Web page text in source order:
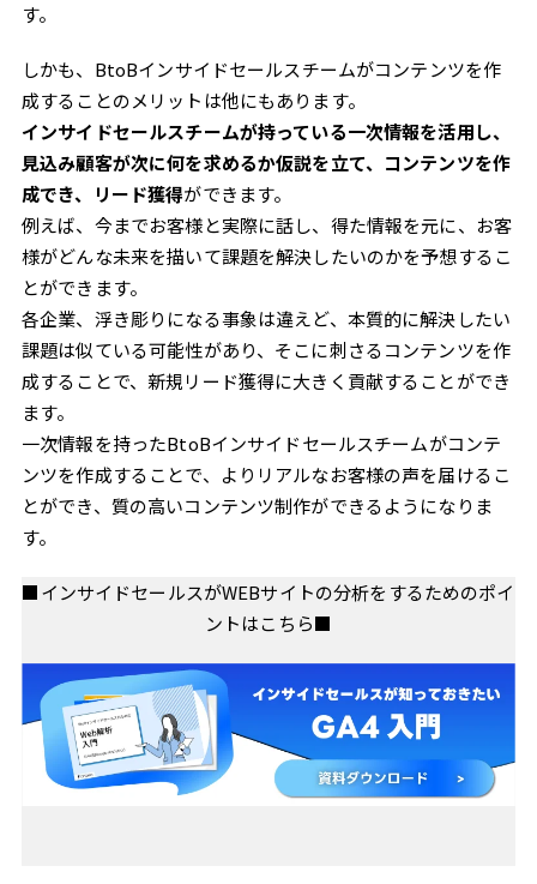
す。
しかも、BtoBインサイドセールスチームがコンテンツを作
成することのメリットは他にもあります。
インサイドセールスチームが持っている一次情報を活用し、
見込み顧客が次に何を求めるか仮説を立て、コンテンツを作
成でき、リード獲得ができます。
例えば、今までお客様と実際に話し、得た情報を元に、お客
様がどんな未来を描いて課題を解決したいのかを予想するこ
とができます。
各企業、浮き彫りになる事象は違えど、本質的に解決したい
課題は似ている可能性があり、そこに刺さるコンテンツを作
成することで、新規リード獲得に大きく貢献することができ
ます。
一次情報を持ったBtoBインサイドセールスチームがコンテ
ンツを作成することで、よりリアルなお客様の声を届けるこ
とができ、質の高いコンテンツ制作ができるようになりま
す。
■インサイドセールスがWEBサイトの分析をするためのポイ
ントはこちら■